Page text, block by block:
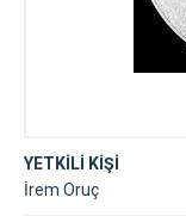
YETKİLİ KİŞİ
İrem Oruç